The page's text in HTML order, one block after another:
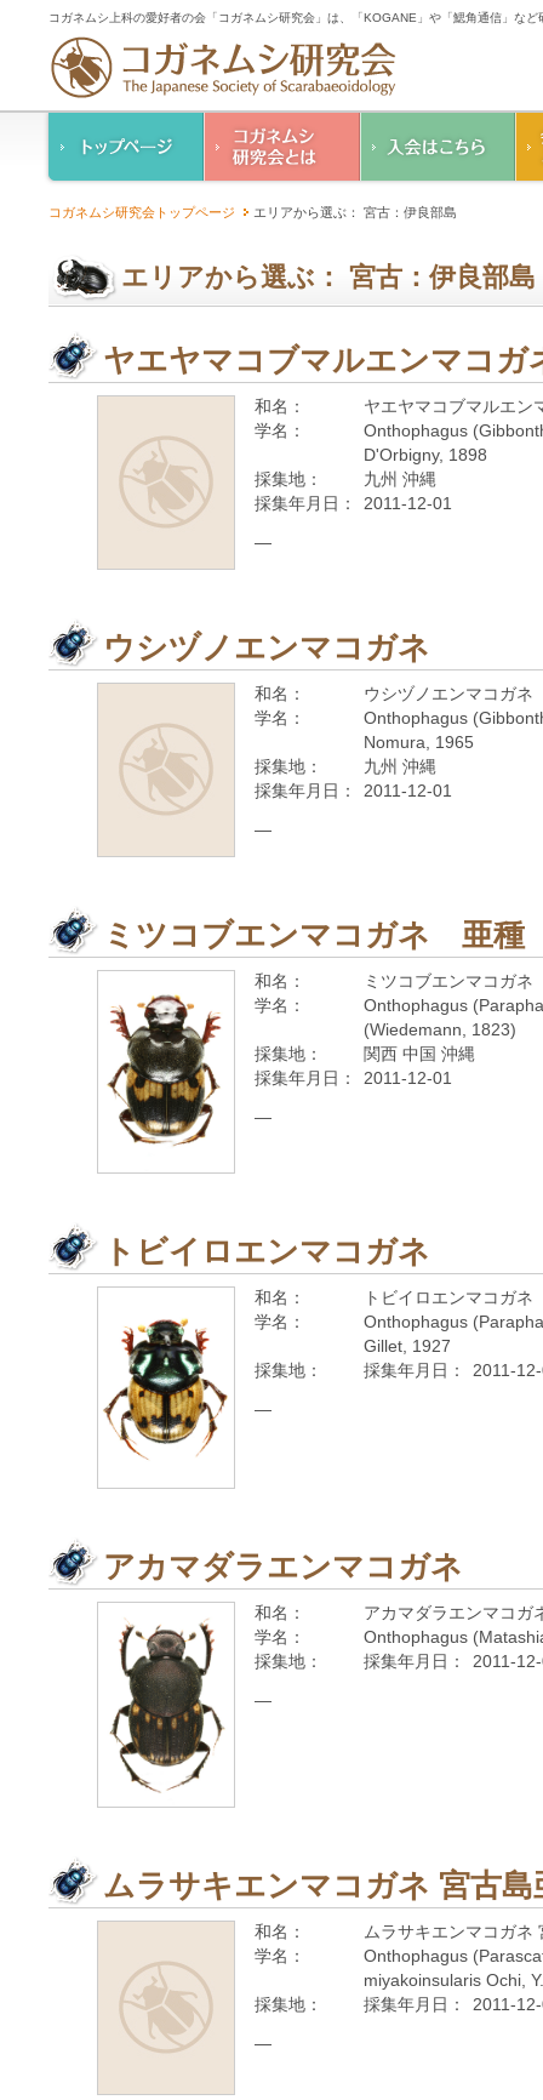
コガネムシ上科の愛好者の会「コガネムシ研究会」は、「KOGANE」や「鰓角通信」な
ご案内
幹事紹介
人情報保護要領
コガネムシ研究会トップページ エリアから選ぶ： 宮古：伊良部島
エリアから選ぶ： 宮古：伊良部島
ヤエヤマコブマルエンマコガ
和名：
ヤエヤマコブマルエン
学名：
Onthophagus
D'Orbigny, 1898
採集地：
九州 沖縄
採集年月日：
2011-12-01
—
ウシヅノエンマコガネ
和名：
ウシヅノエンマコガネ
学名：
Onthophagus
Nomura, 1965
採集地：
九州 沖縄
採集年月日：
2011-12-01
—
ミツコブエンマコガネ 亜種
和名：
ミツコブエンマコガ
学名：
Onthophagus
(Wiedemann, 1823)
採集地：
関西 中国 沖縄
採集年月日：
2011-12-01
—
トビイロエンマコガネ
和名：
トビイロエンマコガネ
学名：
Onthophagus
Gillet, 1927
採集地：
採集年月日： 2011-
—
アカマダラエンマコガネ
和名：
アカマダラエンマコガ
学名：
Onthophagus
採集地：
採集年月日： 2011-
—
ムラサキエンマコガネ 宮古島
和名：
ムラサキエンマコガネ
学名：
Onthophagus
miyakoinsularis Ochi,
採集地：
採集年月日： 2011-
—